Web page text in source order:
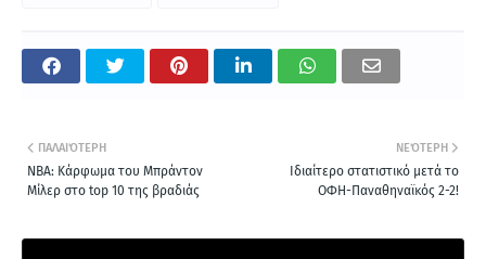
ΝΕΌΤΕΡΗ
Ιδιαίτερο στατιστικό μετά το
ΟΦΗ-Παναθηναϊκός 2-2!
ΠΑΛΑΙΌΤΕΡΗ
NBA: Κάρφωμα του Μπράντον
Μίλερ στο top 10 της βραδιάς